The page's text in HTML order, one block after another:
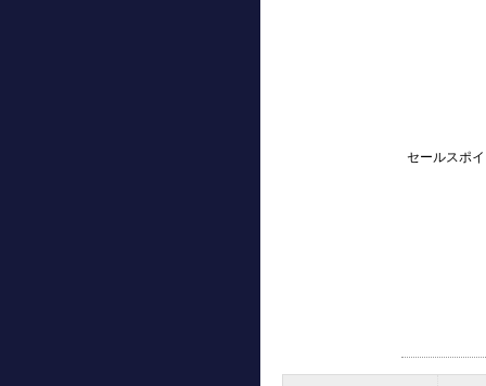
セールスポ